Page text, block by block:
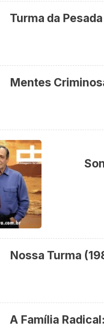
Turma da
Mentes
Nossa Turma
A Família